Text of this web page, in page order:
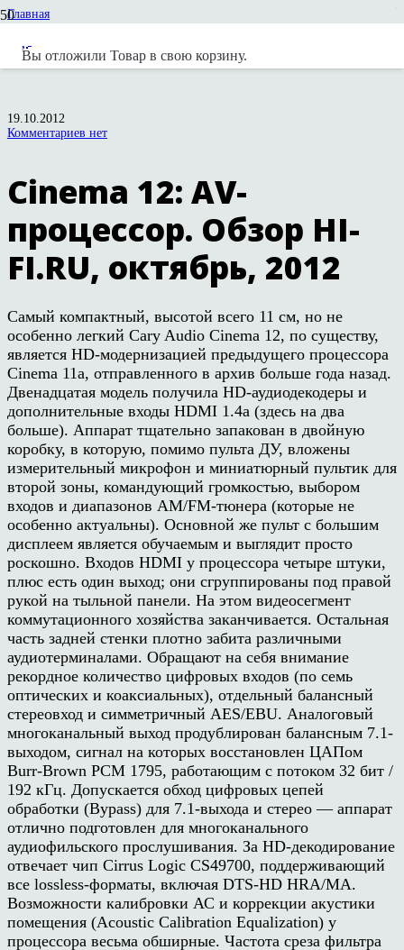
Вы отложили Товар в свою корзину.
Главная
Cary Audio
Cinema 12: AV-процессор. Обзор HI-FI.RU, октябрь, 2012
19.10.2012
Комментариев нет
Cinema 12: AV-
процессор. Обзор HI-
FI.RU, октябрь, 2012
Самый компактный, высотой всего 11 см, но не
особенно легкий Cary Audio Cinema 12, по существу,
является HD-модернизацией предыдущего процессора
Cinema 11a, отправленного в архив больше года назад.
Двенадцатая модель получила HD-аудиодекодеры и
дополнительные входы HDMI 1.4а (здесь на два
больше). Аппарат тщательно запакован в двойную
коробку, в которую, помимо пульта ДУ, вложены
измерительный микрофон и миниатюрный пультик для
второй зоны, командующий громкостью, выбором
входов и диапазонов AM/FM-тюнера (которые не
особенно актуальны). Основной же пульт с большим
дисплеем является обучаемым и выглядит просто
роскошно. Входов HDMI у процессора четыре штуки,
плюс есть один выход; они сгруппированы под правой
рукой на тыльной панели. На этом видеосегмент
коммутационного хозяйства заканчивается. Остальная
часть задней стенки плотно забита различными
аудиотерминалами. Обращают на себя внимание
рекордное количество цифровых входов (по семь
оптических и коаксиальных), отдельный балансный
стереовход и симметричный AES/EBU. Аналоговый
многоканальный выход продублирован балансным 7.1-
выходом, сигнал на которых восстановлен ЦАПом
Burr-Brown PCM 1795, работающим с потоком 32 бит /
192 кГц. Допускается обход цифровых цепей
обработки (Bypass) для 7.1-выхода и стерео — аппарат
отлично подготовлен для многоканального
аудиофильского прослушивания. За HD-декодирование
отвечает чип Cirrus Logic CS49700, поддерживающий
все lossless-форматы, включая DTS-HD HRA/MA.
Возможности калибровки АС и коррекции акустики
помещения (Acoustic Calibration Equalization) у
процессора весьма обширные. Частота среза фильтра